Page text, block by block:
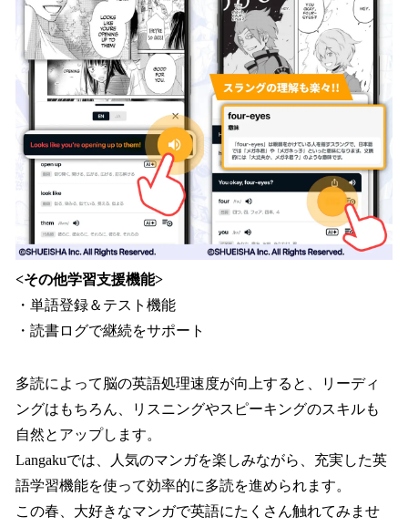
<その他学習支援機能>
・単語登録＆テスト機能
・読書ログで継続をサポート
多読によって脳の英語処理速度が向上すると、リーディ
ングはもちろん、リスニングやスピーキングのスキルも
自然とアップします。
Langakuでは、人気のマンガを楽しみながら、充実した英
語学習機能を使って効率的に多読を進められます。
この春、大好きなマンガで英語にたくさん触れてみませ